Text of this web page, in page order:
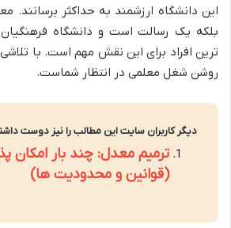
این دانشگاه ارزشمند به حداکثر برسانند.
بلکه یک رسالت است و دانشگاه
ترین افراد برای این نقش مهم است. با تلاشی
روشن شغل معلمی در انتظار شماست.
دیگر کاربران سایت این مطالب را نیز دوست
ترمیم معدل: چند بار امکان
(قوانین و محدودیت ها)